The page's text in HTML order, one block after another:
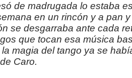
de madrugada lo estaba
en un rincón y a pan
se desgarraba ante cada
que tocan esa música
magia del tango ya se
Caro.